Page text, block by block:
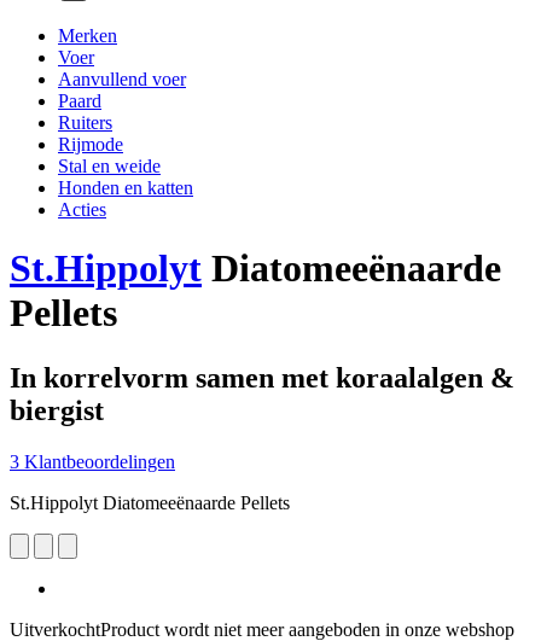
Merken
Voer
Aanvullend voer
Paard
Ruiters
Rijmode
Stal en weide
Honden en katten
Acties
St.Hippolyt Diatomeeënaarde
Pellets
In korrelvorm samen met koraalalgen &
biergist
3 Klantbeoordelingen
St.Hippolyt Diatomeeënaarde Pellets
UitverkochtProduct wordt niet meer aangeboden in onze webshop